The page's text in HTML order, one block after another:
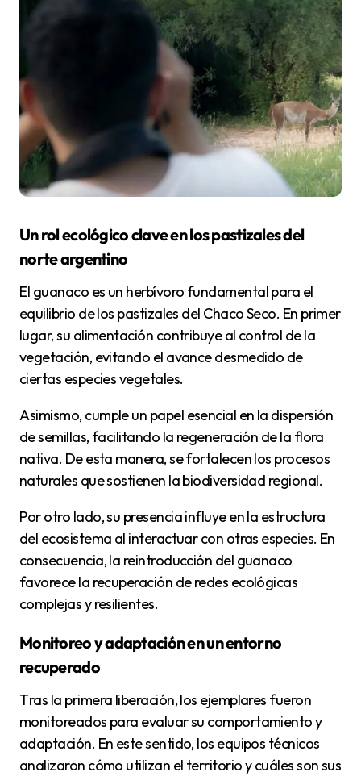
Un rol ecológico clave en los pastizales del
norte argentino
El guanaco es un herbívoro fundamental para el
equilibrio de los pastizales del Chaco Seco. En primer
lugar, su alimentación contribuye al control de la
vegetación, evitando el avance desmedido de
ciertas especies vegetales.
Asimismo, cumple un papel esencial en la dispersión
de semillas, facilitando la regeneración de la flora
nativa. De esta manera, se fortalecen los procesos
naturales que sostienen la biodiversidad regional.
Por otro lado, su presencia influye en la estructura
del ecosistema al interactuar con otras especies. En
consecuencia, la reintroducción del guanaco
favorece la recuperación de redes ecológicas
complejas y resilientes.
Monitoreo y adaptación en un entorno
recuperado
Tras la primera liberación, los ejemplares fueron
monitoreados para evaluar su comportamiento y
adaptación. En este sentido, los equipos técnicos
analizaron cómo utilizan el territorio y cuáles son sus